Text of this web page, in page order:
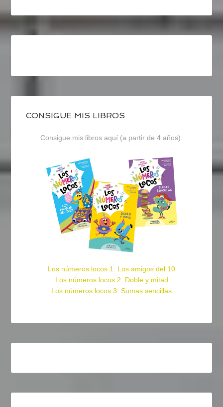
CONSIGUE MIS LIBROS
Consigue mis libros aquí (a partir de 4 años):
Los números locos 1: Los amigos del 10
Los números locos 2: Doble y mitad
Los números locos 3: Sumas sencillas